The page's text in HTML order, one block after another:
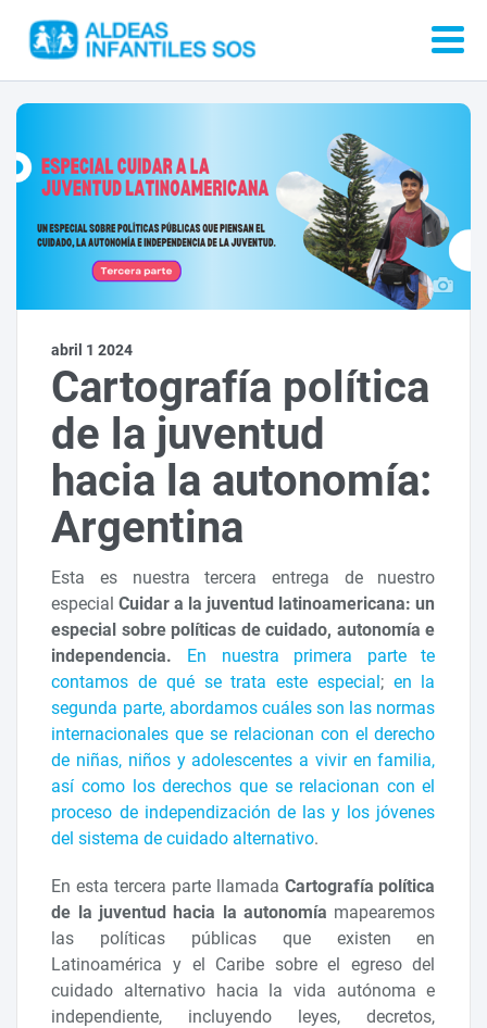
abril 1 2024
Cartografía política
de la juventud
hacia la autonomía:
Argentina
Esta es nuestra tercera entrega de nuestro
especialCuidar a la juventud latinoamericana: un
especial sobre políticas de cuidado, autonomía e
independencia. En nuestra primera parte te
contamos de qué se trata este especial; en la
segunda parte, abordamos cuáles son las normas
internacionales que se relacionan con el derecho
de niñas, niños y adolescentes a vivir en familia,
así como los derechos que se relacionan con el
proceso de independización de las y los jóvenes
del sistema de cuidado alternativo.
En esta tercera parte llamada Cartografía política
de la juventud hacia la autonomía mapearemos
las políticas públicas que existen en
Latinoamérica y el Caribe sobre el egreso del
cuidado alternativo hacia la vida autónoma e
independiente, incluyendo leyes, decretos,